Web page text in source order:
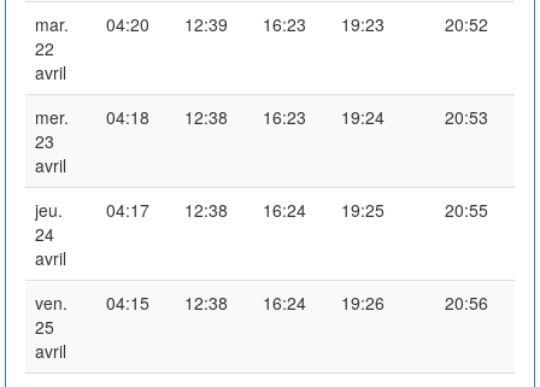
mar.
22
avril
04:20 12:39 16:23 19:23 20:52
mer.
23
avril
04:18 12:38 16:23 19:24 20:53
jeu.
24
avril
04:17 12:38 16:24 19:25 20:55
ven.
25
avril
04:15 12:38 16:24 19:26 20:56